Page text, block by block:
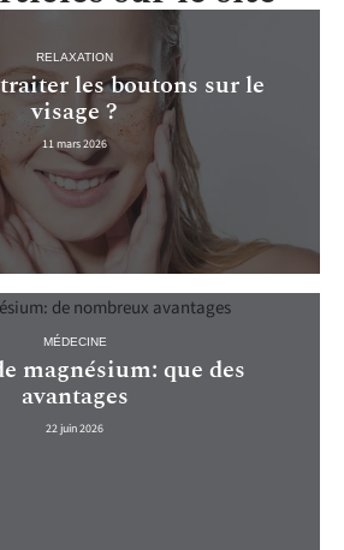
RELAXATION
les boutons sur le
visage ?
11 mars 2026
MÉDECINE
magnésium: que des
avantages
22 juin 2026